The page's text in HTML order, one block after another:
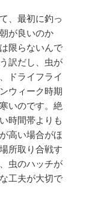
、最初に釣っ
が良いのか
限らないんで
訳だし、虫が
ドライフライ
ウィーク時期
いのです。絶
時間帯よりも
高い場合がほ
所取り合戦す
虫のハッチが
工夫が大切で